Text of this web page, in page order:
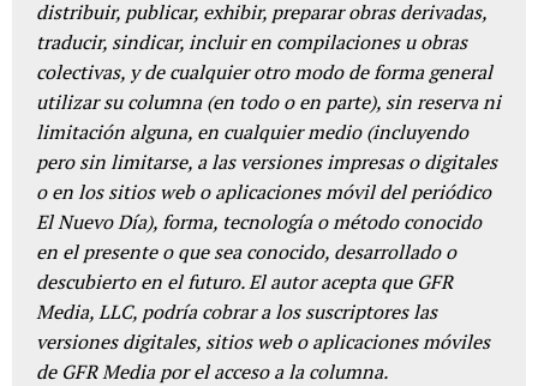
distribuir, publicar, exhibir, preparar obras derivadas,
traducir, sindicar, incluir en compilaciones u obras
colectivas, y de cualquier otro modo de forma general
utilizar su columna (en todo o en parte), sin reserva ni
limitación alguna, en cualquier medio (incluyendo
pero sin limitarse, a las versiones impresas o digitales
o en los sitios web o aplicaciones móvil del periódico
El Nuevo Día), forma, tecnología o método conocido
en el presente o que sea conocido, desarrollado o
descubierto en el futuro. El autor acepta que GFR
Media, LLC, podría cobrar a los suscriptores las
versiones digitales, sitios web o aplicaciones móviles
de GFR Media por el acceso a la columna.